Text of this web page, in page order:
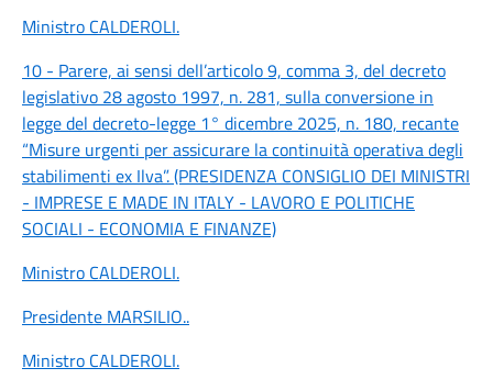
Ministro CALDEROLI.
10 - Parere, ai sensi dell’articolo 9, comma 3, del decreto
legislativo 28 agosto 1997, n. 281, sulla conversione in
legge del decreto-legge 1° dicembre 2025, n. 180, recante
“Misure urgenti per assicurare la continuità operativa degli
stabilimenti ex Ilva”. (PRESIDENZA CONSIGLIO DEI MINISTRI
- IMPRESE E MADE IN ITALY - LAVORO E POLITICHE
SOCIALI - ECONOMIA E FINANZE)
Ministro CALDEROLI.
Presidente MARSILIO..
Ministro CALDEROLI.